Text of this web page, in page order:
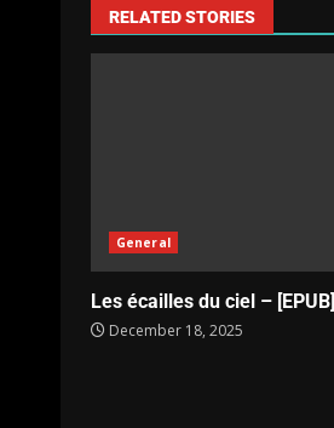
RELATED STORIES
General
Les écailles du ciel – [EPUB]
December 18, 2025